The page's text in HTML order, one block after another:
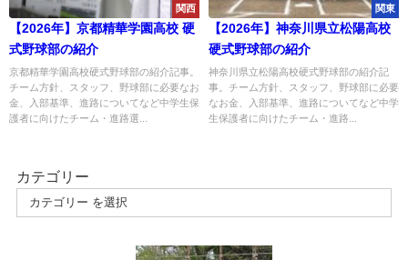
関西
【2026年】京都精華学園高校 硬
式野球部の紹介
京都精華学園高校硬式野球部の紹介記事。
チーム方針、スタッフ、野球部に必要なお
金、入部基準、進路についてなど中学生保
護者に向けたチーム・進路選...
関東
【2026年】神奈川県立松陽高校
硬式野球部の紹介
神奈川県立松陽高校硬式野球部の紹介記
事。チーム方針、スタッフ、野球部に必要
なお金、入部基準、進路についてなど中学
生保護者に向けたチーム・進路...
カテゴリー